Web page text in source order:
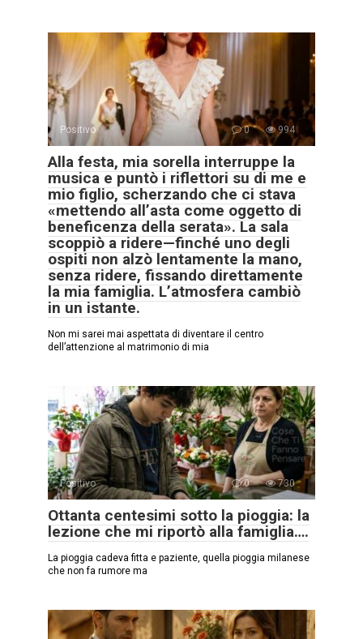
Positivo 0 994
Alla festa, mia sorella interruppe la
musica e puntò i riflettori su di me e
mio figlio, scherzando che ci stava
«mettendo all’asta come oggetto di
beneficenza della serata». La sala
scoppiò a ridere—finché uno degli
ospiti non alzò lentamente la mano,
senza ridere, fissando direttamente
la mia famiglia. L’atmosfera cambiò
in un istante.
Non mi sarei mai aspettata di diventare il centro
dell’attenzione al matrimonio di mia
Positivo 0 730
Ottanta centesimi sotto la pioggia: la
lezione che mi riportò alla famiglia….
La pioggia cadeva fitta e paziente, quella pioggia milanese
che non fa rumore ma